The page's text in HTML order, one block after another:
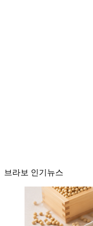
브라보 인기뉴스